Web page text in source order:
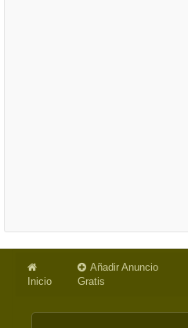
Inicio
Añadir Anuncio
Gratis